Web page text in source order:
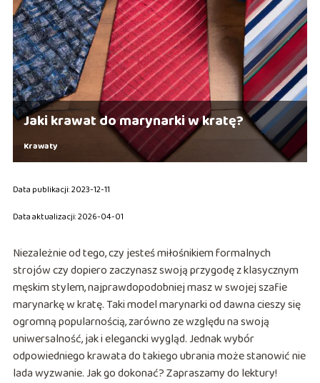
Jaki krawat do marynarki w kratę?
Krawaty
Data publikacji: 2023-12-11
Data aktualizacji: 2026-04-01
Niezależnie od tego, czy jesteś miłośnikiem formalnych
strojów czy dopiero zaczynasz swoją przygodę z klasycznym
męskim stylem, najprawdopodobniej masz w swojej szafie
marynarkę w kratę. Taki model marynarki od dawna cieszy się
ogromną popularnością, zarówno ze względu na swoją
uniwersalność, jak i elegancki wygląd. Jednak wybór
odpowiedniego krawata do takiego ubrania może stanowić nie
lada wyzwanie. Jak go dokonać? Zapraszamy do lektury!